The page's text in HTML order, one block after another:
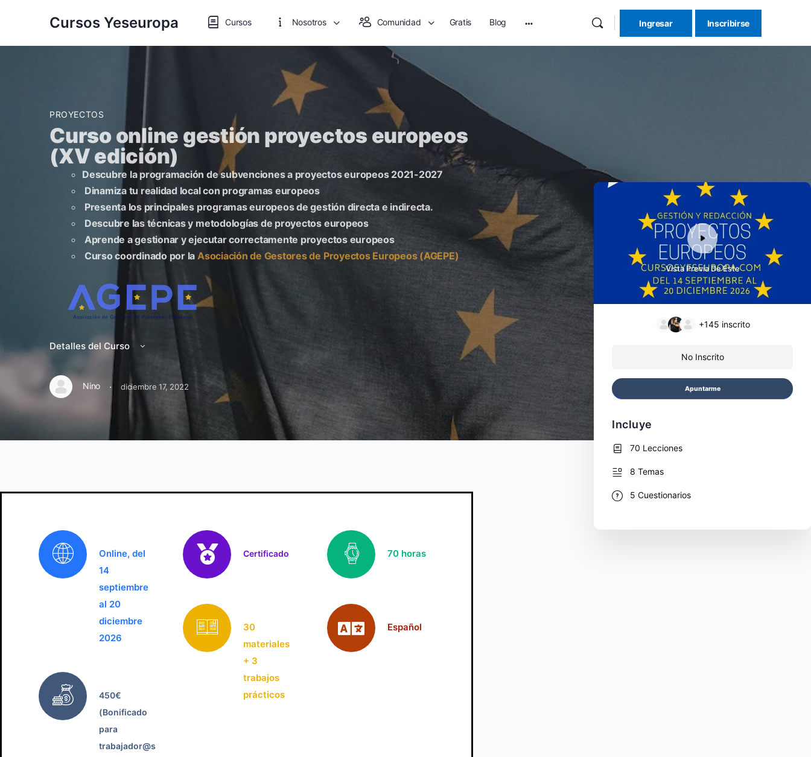
Cursos Yeseuropa Cursos Nosotros Comunidad Gratis Blog Ingresar Inscribirse
PROYECTOS
Curso online gestión proyectos europeos
(XV edición)
Descubre la programación de subvenciones a proyectos europeos 2021-2027
Dinamiza tu realidad local con programas europeos
Presenta los principales programas europeos de gestión directa e indirecta.
Descubre las técnicas y metodologías de proyectos europeos
Aprende a gestionar y ejecutar correctamente proyectos europeos
Curso coordinado por la Asociación de Gestores de Proyectos Europeos (AGEPE)
Detalles del Curso
Nino · diciembre 17, 2022
Online, del
14
septiembre
al 20
diciembre
2026
450€
(Bonificado
para
trabajador@s
Certificado
30
materiales
+ 3
trabajos
prácticos
70 horas
Español
Vista Previa De Este
+145 inscrito
No Inscrito
Apuntarme
Incluye
70 Lecciones
8 Temas
5 Cuestionarios